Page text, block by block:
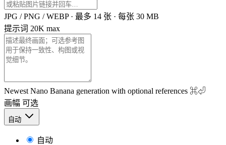
JPG / PNG / WEBP · 最多 14 张 · 每张 30 MB
提示词 20K max
Newest Nano Banana generation with optional references ⌘⏎
画幅 可选
自动
自动